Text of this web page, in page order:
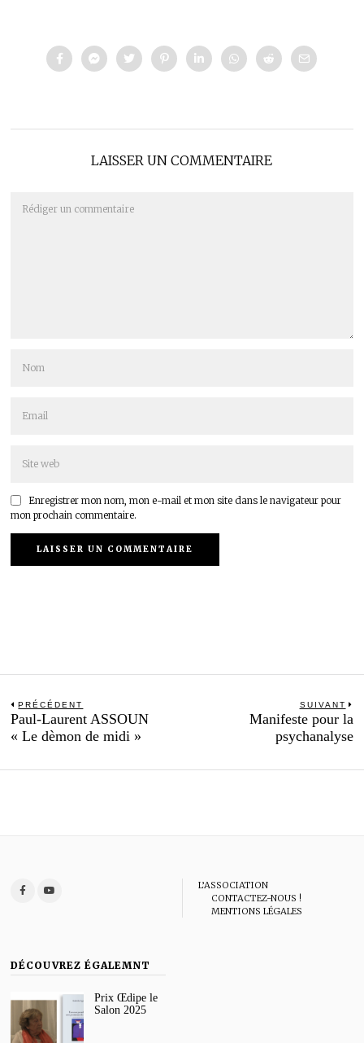
LAISSER UN COMMENTAIRE
Enregistrer mon nom, mon e-mail et mon site dans le navigateur pour
mon prochain commentaire.
Navigation
de
l’article
PRÉCÉDENT
Previous
post:
Paul-Laurent ASSOUN
« Le dèmon de midi »
SUIVANT
Manifeste pour la
psychanalyse
L’ASSOCIATION
CONTACTEZ-NOUS !
MENTIONS LÉGALES
DÉCOUVREZ ÉGALEMNT
Prix Œdipe le
Salon 2025